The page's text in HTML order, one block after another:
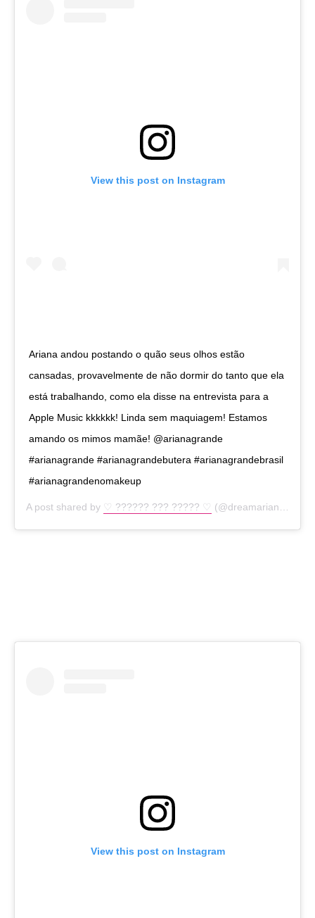
View this post on Instagram
Ariana andou postando o quão seus olhos estão
cansadas, provavelmente de não dormir do tanto que ela
está trabalhando, como ela disse na entrevista para a
Apple Music kkkkkk! Linda sem maquiagem! Estamos
amando os mimos mamãe! @arianagrande
#arianagrande #arianagrandebutera #arianagrandebrasil
#arianagrandenomakeup
A post shared by ♡︎ ?????? ??? ????? ♡︎ (@dreamarianabig) on
View this post on Instagram